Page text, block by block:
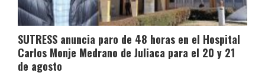
SUTRESS anuncia paro de 48 horas en el Hospital
Carlos Monje Medrano de Juliaca para el 20 y 21
de agosto